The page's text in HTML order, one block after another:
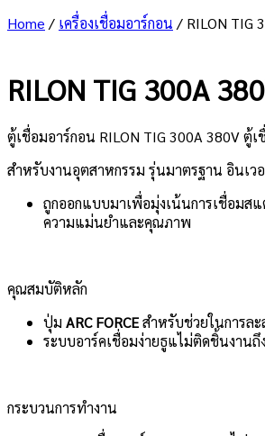
Home / เครื่องเชื่อมอาร์กอน / RILON TIG
RILON TIG 300A
ตู้เชื่อมอาร์กอน RILON TIG 300A 380V ตู้
สำหรับงานอุตสาหกรรม รุ่นมาตรฐาน อินเว
ถูกออกแบบมาเพื่อมุ่งเน้นการเชื่อมส
ความแม่นยำและคุณภาพ
คุณสมบัติหลัก
ปุ่ม ARC FORCEสำหรับช่วยในการล
ระบบอาร์คเชื่อมง่ายธูแไม่ติดชิ้นงานถึ
กระบวนการทำงาน